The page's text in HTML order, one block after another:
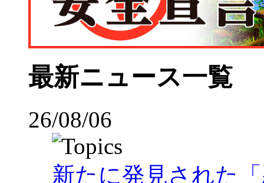
最新ニュース一覧
26/08/06
新たに発見された